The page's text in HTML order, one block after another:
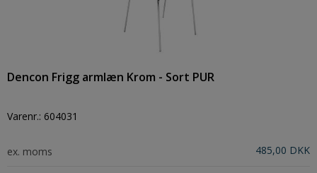
Dencon Frigg armlæn Krom - Sort PUR
Varenr.: 604031
ex. moms 485,00 DKK